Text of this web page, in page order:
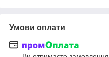
Умови оплати